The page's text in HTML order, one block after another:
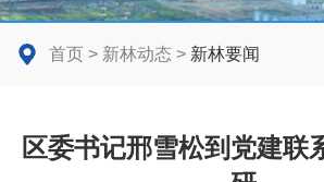
首页 > 新林动态 > 新林要闻
区委书记邢雪松到党建联